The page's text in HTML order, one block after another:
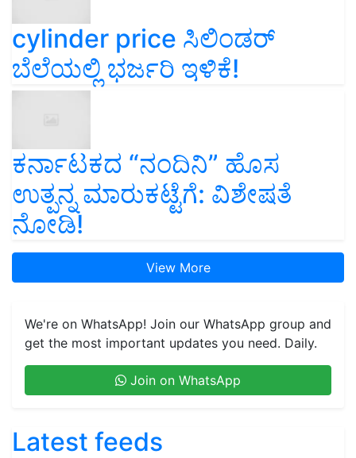
cylinder price ಸಿಲಿಂಡರ್‌
ಬೆಲೆಯಲ್ಲಿ ಭರ್ಜರಿ ಇಳಿಕೆ!
ಕರ್ನಾಟಕದ “ನಂದಿನಿ” ಹೊಸ
ಉತ್ಪನ್ನ ಮಾರುಕಟ್ಟೆಗೆ: ವಿಶೇಷತೆ
ನೋಡಿ!
View More
We're on WhatsApp! Join our WhatsApp group and
get the most important updates you need. Daily.
Join on WhatsApp
Latest feeds